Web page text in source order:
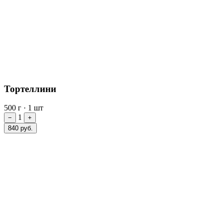
Тортеллини
500 г · 1 шт
− 1
+
840 руб.